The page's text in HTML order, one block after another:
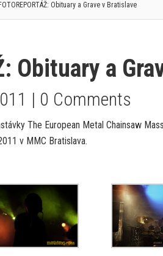
FOTOREPORTÁŽ: Obituary a Grave v Bratislave
Obituary a
| 0 Comments
The European Metal Chainsaw
v MMC Bratislava.